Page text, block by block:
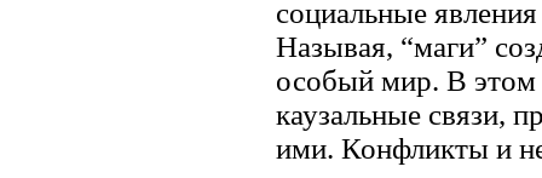
социальные
Называя, “маги”
особый мир. В этом
каузальные связи,
ими. Конфликты и